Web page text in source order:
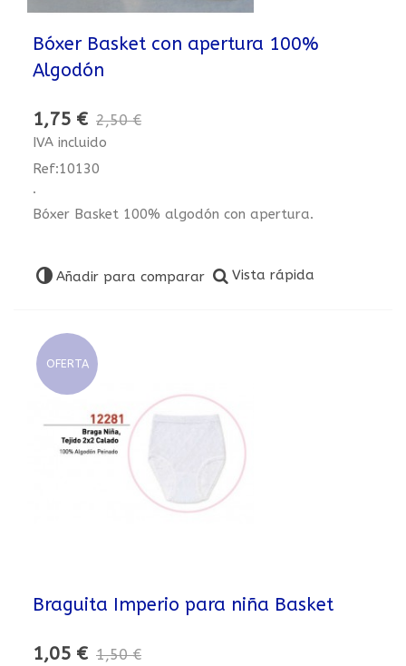
Bóxer Basket con apertura 100%
Algodón
1,75 € 2,50 €
IVA incluido
Ref:10130
.
Bóxer Basket 100% algodón con apertura.
Añadir para comparar Vista rápida
OFERTA
Braguita Imperio para niña Basket
1,05 € 1,50 €